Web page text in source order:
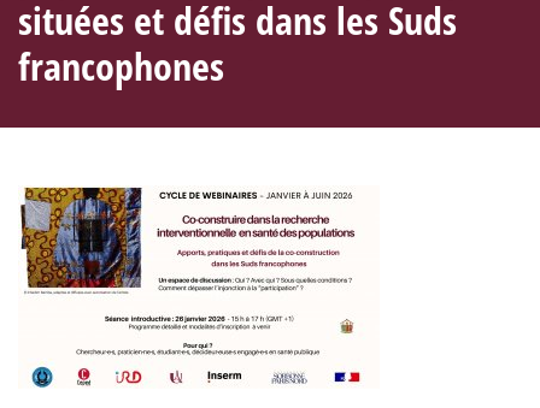
situées et défis dans les Suds
francophones